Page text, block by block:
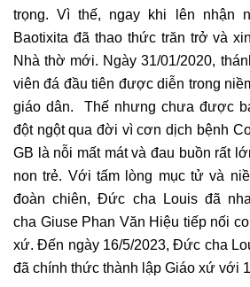
trọng. Vì thế, ngay khi lên nhận
Baotixita đã thao thức trăn trở và
Nhà thờ mới. Ngày 31/01/2020,
viên đá đầu tiên được diễn trong
giáo dân. Thế nhưng chưa được
đột ngột qua đời vì cơn dịch bệnh
GB là nỗi mất mát và đau buồn rất
non trẻ. Với tấm lòng mục tử và
đoàn chiên, Đức cha Louis đã
cha Giuse Phan Văn Hiệu tiếp nối
xứ. Đến ngày 16/5/2023, Đức cha
đã chính thức thành lập Giáo xứ với